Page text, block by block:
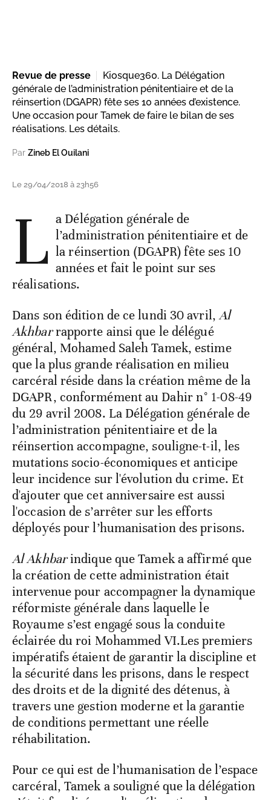
Revue de presse
Kiosque360. La Délégation
générale de l’administration pénitentiaire et de la
réinsertion (DGAPR) fête ses 10 années d’existence.
Une occasion pour Tamek de faire le bilan de ses
réalisations. Les détails.
Par Zineb El Ouilani
Le 29/04/2018 à 23h56
L a Délégation générale de
l’administration pénitentiaire et de
la réinsertion (DGAPR) fête ses 10
années et fait le point sur ses
réalisations.
Dans son édition de ce lundi 30 avril,Al
Akhbarrapporte ainsi que le délégué
général, Mohamed Saleh Tamek, estime
que la plus grande réalisation en milieu
carcéral réside dans la création même de la
DGAPR, conformément au Dahir n° 1-08-49
du 29 avril 2008. La Délégation générale de
l’administration pénitentiaire et de la
réinsertion accompagne, souligne-t-il, les
mutations socio-économiques et anticipe
leur incidence sur l'évolution du crime. Et
d'ajouter que cet anniversaire est aussi
l'occasion de s’arrêter sur les efforts
déployés pour l’humanisation des prisons.
Al Akhbarindique que Tamek a affirmé que
la création de cette administration était
intervenue pour accompagner la dynamique
réformiste générale dans laquelle le
Royaume s’est engagé sous la conduite
éclairée du roi Mohammed VI.Les premiers
impératifs étaient de garantir la discipline et
la sécurité dans les prisons, dans le respect
des droits et de la dignité des détenus, à
travers une gestion moderne et la garantie
de conditions permettant une réelle
réhabilitation.
Pour ce qui est de l’humanisation de l’espace
carcéral, Tamek a souligné que la délégation